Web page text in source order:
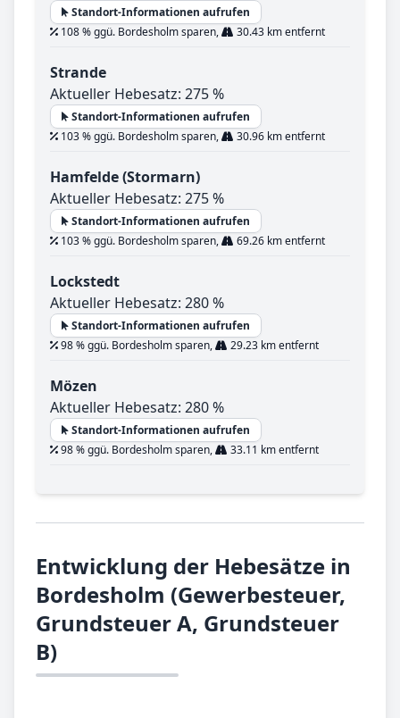
Standort-Informationen aufrufen
108 % ggü. Bordesholm sparen,
30.43 km entfernt
Strande
Aktueller Hebesatz: 275 %
Standort-Informationen aufrufen
103 % ggü. Bordesholm sparen,
30.96 km entfernt
Hamfelde (Stormarn)
Aktueller Hebesatz: 275 %
Standort-Informationen aufrufen
103 % ggü. Bordesholm sparen,
69.26 km entfernt
Lockstedt
Aktueller Hebesatz: 280 %
Standort-Informationen aufrufen
98 % ggü. Bordesholm sparen,
29.23 km entfernt
Mözen
Aktueller Hebesatz: 280 %
Standort-Informationen aufrufen
98 % ggü. Bordesholm sparen,
33.11 km entfernt
Entwicklung der Hebesätze in
Bordesholm (Gewerbesteuer,
Grundsteuer A, Grundsteuer
B)